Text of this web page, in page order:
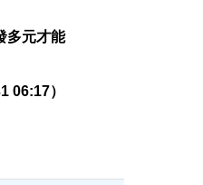
多元才能
06:17）